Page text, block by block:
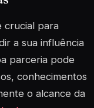
crucial para
a sua influência
parceria pode
conhecimentos
o alcance da